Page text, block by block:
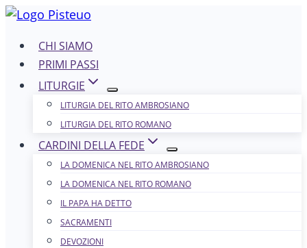
Salta
contenutoCHI SIAMO
PRIMI PASSI
LITURGIE
LITURGIA DEL RITO AMBROSIANO
LITURGIA DEL RITO ROMANO
CARDINI DELLA FEDE
LA DOMENICA NEL R​​​​​​ITO AMBROSIANO
LA DOMENICA NEL RITO ROMANO
IL PAPA HA DETTO
SACRAMENTI
DEVOZIONI